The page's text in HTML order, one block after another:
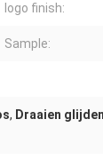
logo finish:
Sample:
, Draaien